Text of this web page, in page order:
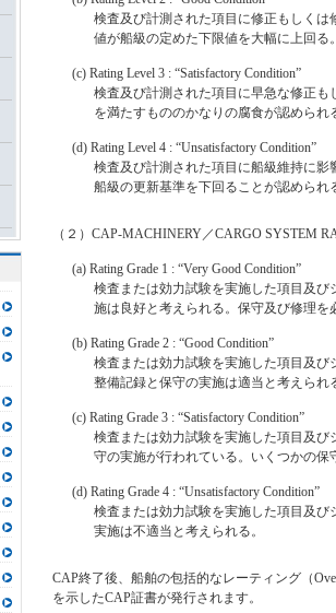
検査及び計測された項目に修正もしく
値が船級の定めた下限値を大幅に上回る。
(c) Rating Level 3 : “Satisfactory Condition”
検査及び計測された項目に早急な修正
を満たすもののかなりの腐食が認められ
(d) Rating Level 4 : “Unsatisfactory Condition”
検査及び計測された項目に船級維持に
船級の更新基準を下回ることが認められ
（２）CAP-MACHINERY／CARGO SYSTEM
(a) Rating Grade 1 : “Very Good Condition”
検査または効力試験を実施した項目及
施は良好と考えられる。保守及び修理を
(b) Rating Grade 2 : “Good Condition”
検査または効力試験を実施した項目及び
整備記録と保守の実施は適当と考えられ
(c) Rating Grade 3 : “Satisfactory Condition”
検査または効力試験を実施した項目及
守の実施が行われている。いくつかの保
(d) Rating Grade 4 : “Unsatisfactory Condition”
検査または効力試験を実施した項目及
実施は不適当と考えられる。
CAP終了後、船舶の包括的なレーティング（
を示したCAP証書が発行されます。